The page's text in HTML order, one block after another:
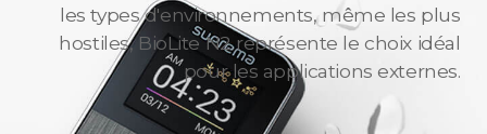
les types d'environnements, même les plus
hostiles, BioLite N2 représente le choix idéal
pour les applications externes.